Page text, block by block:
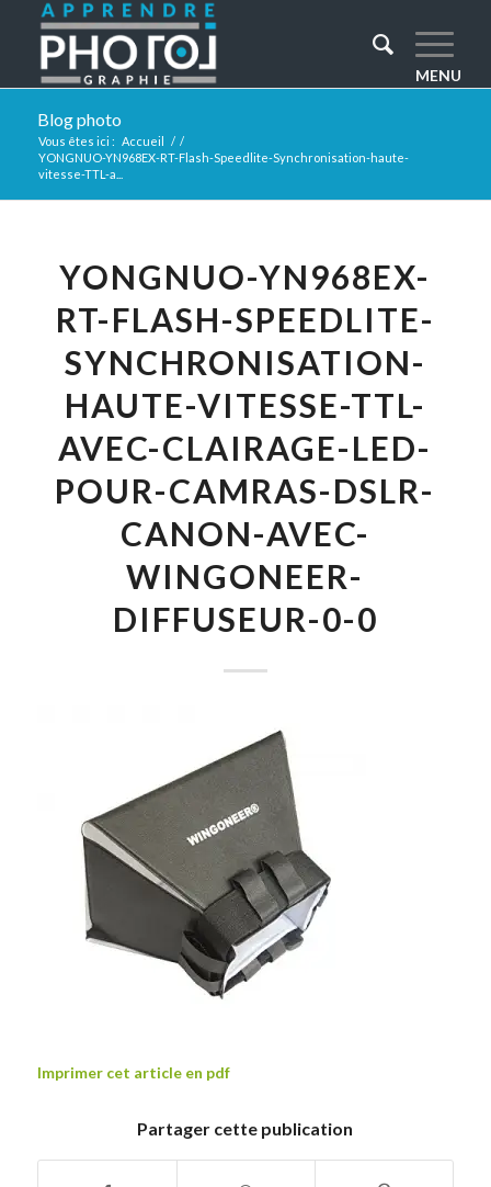
Blog photo
Vous êtes ici : Accueil / /
YONGNUO-YN968EX-RT-Flash-Speedlite-Synchronisation-haute-
vitesse-TTL-a...
YONGNUO-YN968EX-
RT-FLASH-SPEEDLITE-
SYNCHRONISATION-
HAUTE-VITESSE-TTL-
AVEC-CLAIRAGE-LED-
POUR-CAMRAS-DSLR-
CANON-AVEC-
WINGONEER-
DIFFUSEUR-0-0
Imprimer cet article en pdf
Partager cette publication